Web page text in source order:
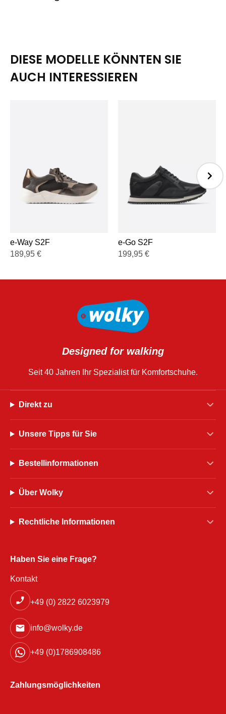
DIESE MODELLE KÖNNTEN SIE
AUCH INTERESSIEREN
e-Way S2F
189,95 €
e-Go S2F
199,95 €
Designed for walking
Seit 40 Jahren Ihr Spezialist für Komfortschuhe.
Direkt zu
Unsere Tipps für Sie
Bestellinformationen
Über Wolky
Rechtliche Informationen
Haben Sie eine Frage?
Kontakt
+49 (0) 2822 6023979
info@wolky.de
+49 (0)1786908486
Zahlungsmöglichkeiten